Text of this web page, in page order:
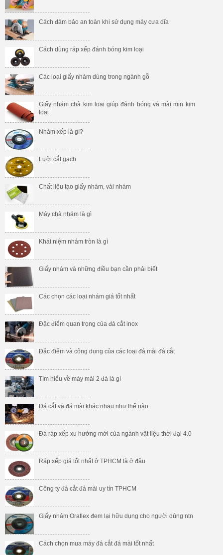
Cách đảm bảo an toàn khi sử dụng máy cưa dĩa
Cách dùng ráp xếp đánh bóng kim loại
Các loại giấy nhám dùng trong ngành gỗ
Giấy nhám chà kim loại giúp đánh bóng và mài mịn kim
loại
Nhám xếp là gì?
Lưỡi cắt gạch
Chất liệu tạo giấy nhám, vải nhám
Máy chà nhám là gì
Khái niệm nhám tròn là gì
Giấy nhám và những điều bạn cần phải biết
Các chọn các loại nhám giá tốt nhất
Đặc điểm quan trọng của đá cắt inox
Đặc điểm và công dụng của các loại đá mài đá cắt
Tìm hiểu về máy mài 2 đá là gì
Đá cắt và đá mài khác nhau như thế nào
Đá ráp xếp xu hướng mới của ngành vật liệu thời đại 4.0
Ráp xếp giá tốt nhất ở TPHCM là ở đâu
Công ty đá cắt đá mài uy tín TPHCM
Giấy nhám Oraflex đem lại hữu dụng cho người dùng ntn
Cách chọn mua máy đá cắt đá mài tốt nhất